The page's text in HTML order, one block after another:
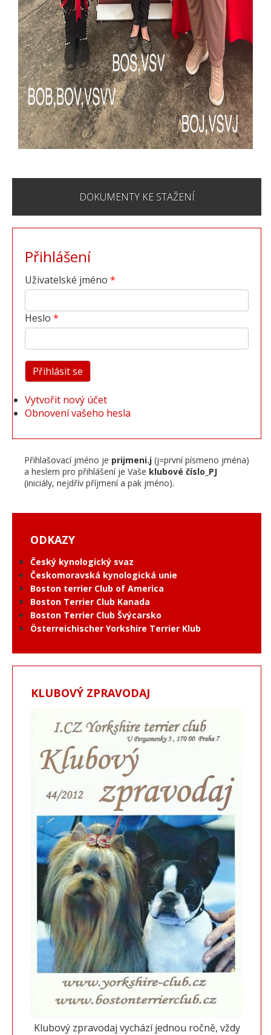
DOKUMENTY KE STAŽENÍ
Přihlášení
Uživatelské jméno
Heslo
Vytvořit nový účet
Obnovení vašeho hesla
Přihlašovací jméno je prijmeni.j (j=první písmeno jména)
a heslem pro přihlášení je Vaše klubové číslo_PJ
(iniciály, nejdřív příjmení a pak jméno).
ODKAZY
Český kynologický svaz
Českomoravská kynologická unie
Boston terrier Club of America
Boston Terrier Club Kanada
Boston Terrier Club Švýcarsko
Österreichischer Yorkshire Terrier Klub
KLUBOVÝ ZPRAVODAJ
Klubový zpravodaj vychází jednou ročně, vždy